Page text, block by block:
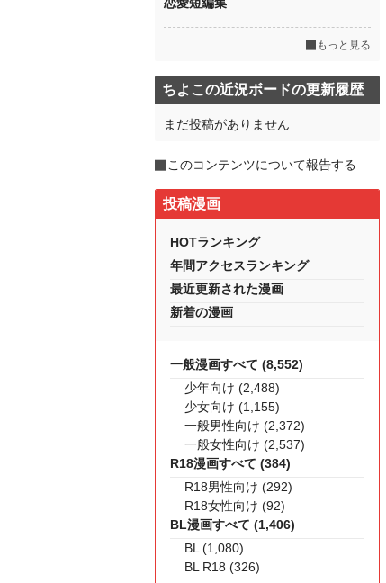
もっと見る
ちよこの近況ボードの更新履歴
まだ投稿がありません
このコンテンツについて報告する
投稿漫画
HOTランキング
年間アクセスランキング
最近更新された漫画
新着の漫画
一般漫画すべて (8,552)
少年向け (2,488)
少女向け (1,155)
一般男性向け (2,372)
一般女性向け (2,537)
R18漫画すべて (384)
R18男性向け (292)
R18女性向け (92)
BL漫画すべて (1,406)
BL (1,080)
BL R18 (326)